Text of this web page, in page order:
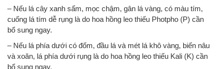
– Nếu lá cây xanh sẩm, mọc chậm, gân lá vàng, có màu tím,
cuống lá tím dễ rụng là do hoa hồng leo thiếu Photpho (P) cần
bổ sung ngay.
– Nếu lá phía dưới có đốm, đầu lá và mét lá khô vàng, biến nâu
và xoăn, lá phía dưới rụng là do hoa hồng leo thiếu Kali (K) cần
bổ sung ngay.